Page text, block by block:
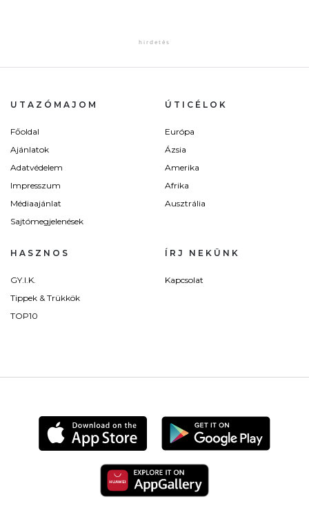
UTAZÓMAJOM
Főoldal
Ajánlatok
Adatvédelem
Impresszum
Médiaajánlat
Sajtómegjelenések
ÚTICÉLOK
Európa
Ázsia
Amerika
Afrika
Ausztrália
HASZNOS
GY.I.K.
Tippek & Trükkök
TOP10
ÍRJ NEKÜNK
Kapcsolat